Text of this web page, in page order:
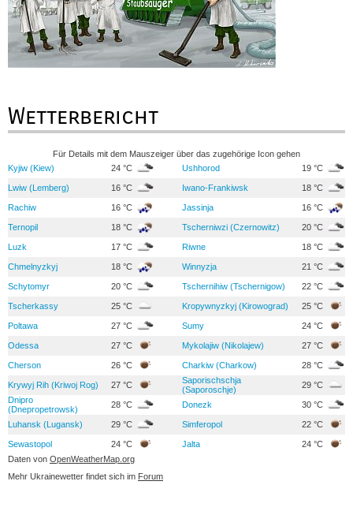
Wetterbericht
Für Details mit dem Mauszeiger über das zugehörige Icon gehen
Kyjiw (Kiew)
24 °C Ushhorod 19 °C
Lwiw (Lemberg) 16 °C Iwano-Frankiwsk 18 °C
Rachiw 16 °C Jassinja 16 °C
Ternopil 18 °C Tscherniwzi (Czernowitz) 20 °C
Luzk 17 °C Riwne 18 °C
Chmelnyzkyj 18 °C Winnyzja 21 °C
Schytomyr 20 °C Tschernihiw (Tschernigow) 22 °C
Tscherkassy 25 °C Kropywnyzkyj (Kirowograd) 25 °C
Poltawa 27 °C Sumy 24 °C
Odessa 27 °C Mykolajiw (Nikolajew) 27 °C
Cherson 26 °C Charkiw (Charkow) 28 °C
Krywyj Rih (Kriwoj Rog) 27 °C
Saporischschja
(Saporoschje)
29 °C
Dnipro
(Dnepropetrowsk)
28 °C Donezk 30 °C
Luhansk (Lugansk) 29 °C Simferopol 22 °C
Sewastopol 24 °C Jalta
24 °C
Daten von OpenWeatherMap.org
Mehr Ukrainewetter findet sich im Forum